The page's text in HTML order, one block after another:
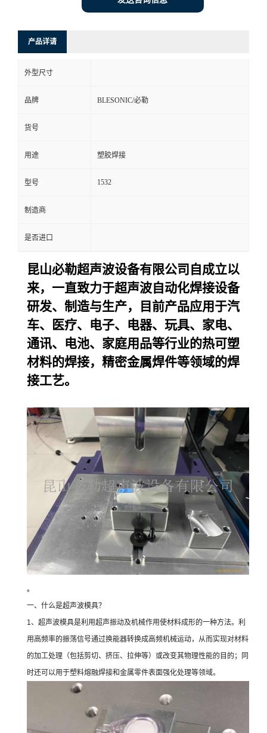
产品详请
外型尺寸
品牌 BLESONIC/必勒
货号
用途 塑胶焊接
型号 1532
制造商
是否进口
昆山必勒超声波设备有限公司自成立以
来，一直致力于超声波自动化焊接设备
研发、制造与生产，目前产品应用于汽
车、医疗、电子、电器、玩具、家电、
通讯、电池、家庭用品等行业的热可塑
材料的焊接，精密金属焊件等领域的焊
接工艺。
。
一、什么是超声波模具？
1、超声波模具是利用超声振动及机械作用使材料成形的一种方法。利
用高频率的振荡信号通过换能器转换成高频机械运动，从而实现对材料
的加工处理（包括剪切、挤压、拉伸等）或改变其物理性能的目的；同
时还可以用于塑料熔融焊接和金属零件表面强化处理等领域。